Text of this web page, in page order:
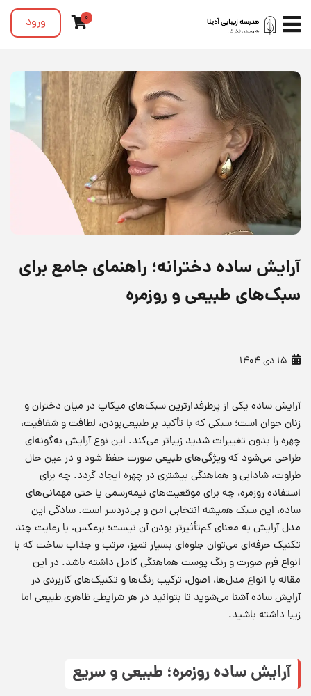
0 ورود
آرایش ساده دخترانه؛ راهنمای جامع برای
سبک‌های طبیعی و روزمره
آرایش ساده یکی از پرطرفدارترین سبک‌های میکاپ در میان دختران و
زنان جوان است؛ سبکی که با تأکید بر طبیعی‌بودن، لطافت و شفافیت،
چهره را بدون تغییرات شدید زیباتر می‌کند. این نوع آرایش به‌گونه‌ای
طراحی می‌شود که ویژگی‌های طبیعی صورت حفظ شود و در عین حال
طراوت، شادابی و هماهنگی بیشتری در چهره ایجاد گردد. چه برای
استفاده روزمره، چه برای موقعیت‌های نیمه‌رسمی یا حتی مهمانی‌های
ساده، این سبک همیشه انتخابی امن و بی‌دردسر است. سادگی این
مدل آرایش به معنای کم‌تأثیرتر بودن آن نیست؛ برعکس، با رعایت چند
تکنیک حرفه‌ای می‌توان جلوه‌ای بسیار تمیز، مرتب و جذاب ساخت که با
انواع فرم صورت و رنگ پوست هماهنگی کامل داشته باشد. در این
مقاله با انواع مدل‌ها، اصول، ترکیب رنگ‌ها و تکنیک‌های کاربردی در
آرایش ساده آشنا می‌شوید تا بتوانید در هر شرایطی ظاهری طبیعی اما
زیبا داشته باشید.
آرایش ساده روزمره؛ طبیعی و سریع